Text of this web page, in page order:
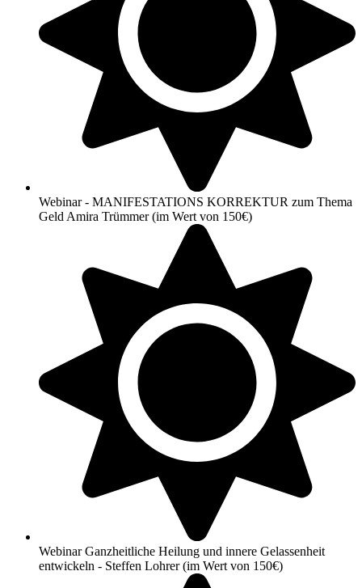
Webinar - MANIFESTATIONS KORREKTUR zum Thema
Geld Amira Trümmer (im Wert von 150€)
Webinar Ganzheitliche Heilung und innere Gelassenheit
entwickeln - Steffen Lohrer (im Wert von 150€)